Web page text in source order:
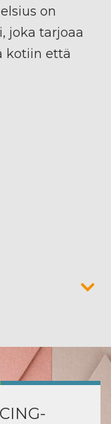
on
joka tarjoaa
kotiin että